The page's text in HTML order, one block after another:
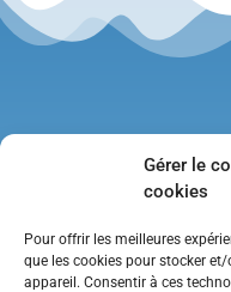
Gérer le
cookies
Pour offrir les meilleures
que les cookies pour stocker
appareil. Consentir à ces